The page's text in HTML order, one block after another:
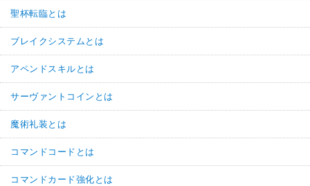
聖杯転臨とは
ブレイクシステムとは
アペンドスキルとは
サーヴァントコインとは
魔術礼装とは
コマンドコードとは
コマンドカード強化とは